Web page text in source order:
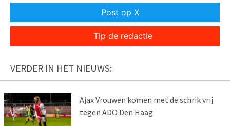
Post op X
Tip de redactie
VERDER IN HET NIEUWS:
Ajax Vrouwen komen met de schrik vrij
tegen ADO Den Haag